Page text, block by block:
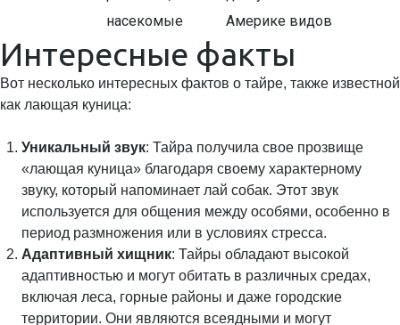
насекомые
Америке видов
Интересные факты
Вот несколько интересных фактов о тайре, также известной
как лающая куница:
Уникальный звук: Тайра получила свое прозвище
«лающая куница» благодаря своему характерному
звуку, который напоминает лай собак. Этот звук
используется для общения между особями, особенно в
период размножения или в условиях стресса.
Адаптивный хищник: Тайры обладают высокой
адаптивностью и могут обитать в различных средах,
включая леса, горные районы и даже городские
территории. Они являются всеядными и могут